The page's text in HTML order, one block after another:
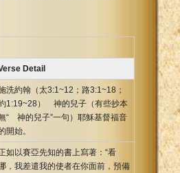
1251
1569
Detail
洗約翰（太3:1~12；路3:1~18；
1:19~28） 神的兒子（有些抄本
“ 神的兒子”一句）耶穌基督福音
開始。
如以賽亞先知的書上寫著：“看
，我差遣我的使者在你面前，預備